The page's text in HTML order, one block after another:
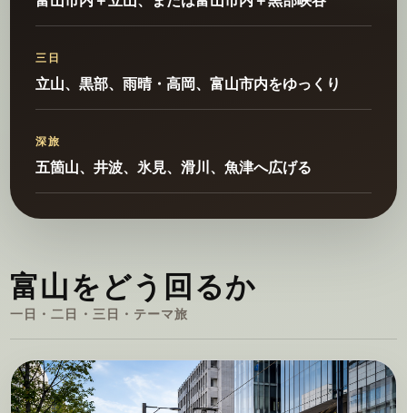
三日
立山、黒部、雨晴・高岡、富山市内をゆっくり
深旅
五箇山、井波、氷見、滑川、魚津へ広げる
富山をどう回るか
一日・二日・三日・テーマ旅